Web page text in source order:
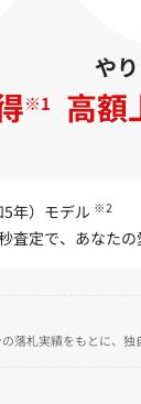
※1
や
高額
年）モデル ※2
定で、あなた
札実績をもとに、独